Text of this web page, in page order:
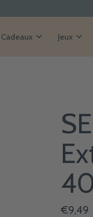
Cadeaux Jeux
€9,49